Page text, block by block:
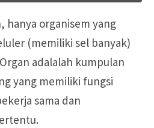
hanya organisem yang
(memiliki sel banyak)
adalalah kumpulan
yang memiliki fungsi
sama dan